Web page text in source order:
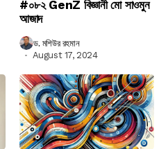
#০৮২ GenZ বিজ্ঞানী মো সাওমুন
আজাদ
ড. মশিউর রহমান
August 17, 2024